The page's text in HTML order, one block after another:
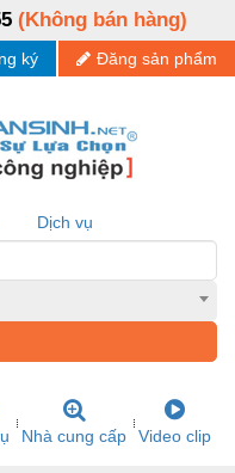
(Không bán hàng)
Đăng sản phẩm
ký
Dịch vụ
Nhà cung cấp Video clip